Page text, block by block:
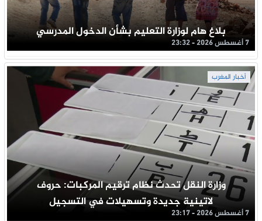
بلاغ هام لوزارة التعليم بشأن الدخول المدرسي
7 أغسطس 2026 - 23:32
أخبار المغرب
وزارة النقل تحدث نظام ترقيم المركبات: حروف
لاتينية جديدة وتسهيلات في التسجيل
7 أغسطس 2026 - 23:17